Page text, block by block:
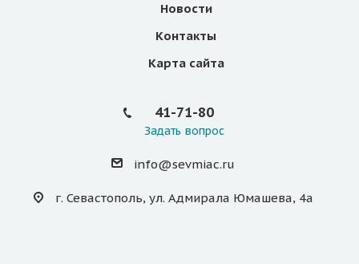
Новости
Контакты
Карта сайта
41-71-80
Задать вопрос
info@sevmiac.ru
г. Севастополь, ул. Адмирала Юмашева, 4а